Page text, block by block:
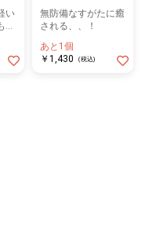
い
抜
無防備なすがたに癒
される、、！
あと1個
￥1,430
(税込)